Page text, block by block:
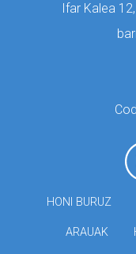
Ifar Kalea
HONI BURUZ
ARAUAK